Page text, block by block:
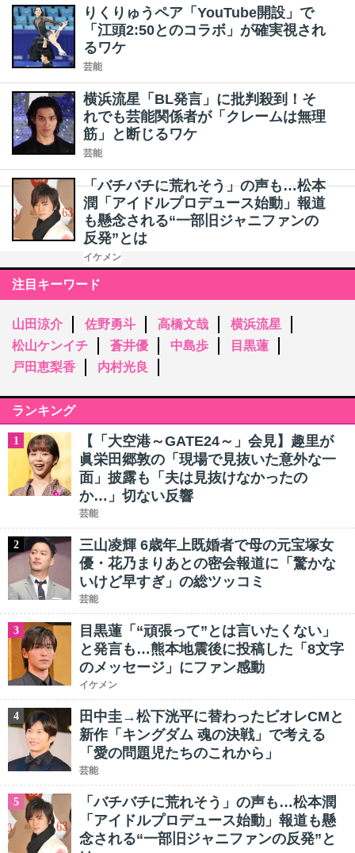
りくりゅうペア「YouTube開設」で
「江頭2:50とのコラボ」が確実視され
るワケ
芸能
横浜流星「BL発言」に批判殺到！そ
れでも芸能関係者が「クレームは無理
筋」と断じるワケ
芸能
「バチバチに荒れそう」の声も…松本
潤「アイドルプロデュース始動」報道
も懸念される“一部旧ジャニファンの
反発”とは
イケメン
注目キーワード
山田涼介 佐野勇斗 高橋文哉
横浜流星
松山ケンイチ
蒼井優 中島歩
目黒蓮
戸田恵梨香
内村光良
ランキング
1
【「大空港～GATE24～」会見】趣里が
眞栄田郷敦の「現場で見抜いた意外な一
面」披露も「夫は見抜けなかったの
か…」切ない反響
芸能
2
三山凌輝 6歳年上既婚者で母の元宝塚女
優・花乃まりあとの密会報道に「驚かな
いけど早すぎ」の総ツッコミ
芸能
3
目黒蓮「“頑張って”とは言いたくない」
と発言も…熊本地震後に投稿した「8文字
のメッセージ」にファン感動
イケメン
4
田中圭→松下洸平に替わったビオレCMと
新作「キングダム 魂の決戦」で考える
「愛の問題児たちのこれから」
芸能
5
「バチバチに荒れそう」の声も…松本潤
「アイドルプロデュース始動」報道も懸
念される“一部旧ジャニファンの反発”と